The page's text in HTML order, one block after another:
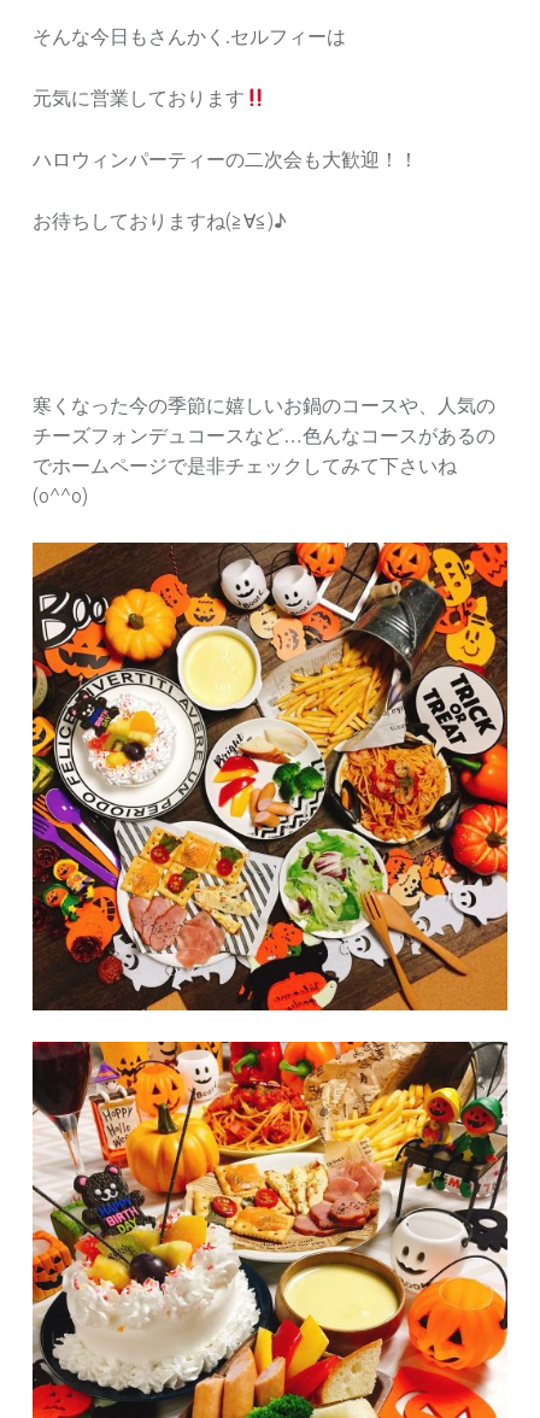
そんな今日もさんかく.セルフィーは
元気に営業しております
ハロウィンパーティーの二次会も大歓迎！！
お待ちしておりますね(≧∀≦)♪
寒くなった今の季節に嬉しいお鍋のコースや、人気の
チーズフォンデュコースなど…色んなコースがあるの
でホームページで是非チェックしてみて下さいね
(o^^o)